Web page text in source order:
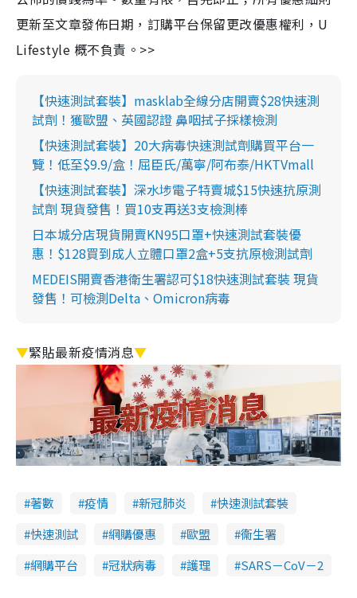
更新至文章發佈日期，訂購平台保留更改優惠權利，U
Lifestyle 概不負責。>>
【快速測試套裝】masklab全線分店開賣$28快速測
試劑！獲歐盟、英國認證 鼻咽拭子採樣檢測
【快速測試套裝】20大病毒快速測試劑購買平台一
覽！低至$9.9/盒！屈臣氏/萬寧/阿布泰/HKTVmall
【快速測試套裝】深水埗電子特賣城$15快速抗原測
試劑 現貨發售！買10支再送3支檢測棒
日本城分店現貨開賣KN95口罩+快速測試套裝優
惠！$128買到成人立體口罩2盒+5支抗原檢測試劑
MEDEIS開賣香港衛生署認可$18快速測試套裝 現貨
發售！可檢測Delta、Omicron病毒
▼緊貼最新疫情消息▼
著數 疫情 新冠肺炎
快速測試套裝
快速測試
網購優惠 歐盟
衞生署
網購平台
冠狀病毒 護理 SARS－CoV－2